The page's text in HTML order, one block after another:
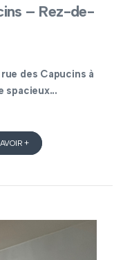
– Rez-de-
des Capucins à
spacieux...
+